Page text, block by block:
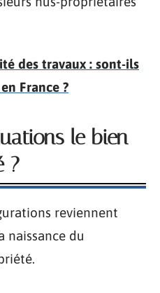
des travaux : sont-ils
France ?
le bien
?
reviennent
naissance du